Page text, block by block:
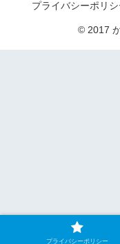
プライバシーポリシ
© 2017
プライバシーポリシー